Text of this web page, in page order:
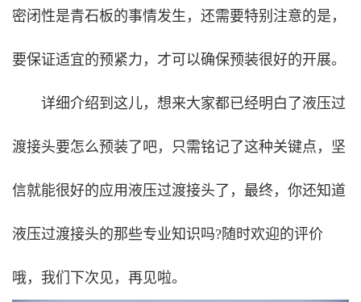
密闭性是青石板的事情发生，还需要特别注意的是，
要保证适宜的预紧力，才可以确保预装很好的开展。
详细介绍到这儿，想来大家都已经明白了液压过
渡接头要怎么预装了吧，只需铭记了这种关键点，坚
信就能很好的应用液压过渡接头了，最终，你还知道
液压过渡接头的那些专业知识吗?随时欢迎的评价
哦，我们下次见，再见啦。